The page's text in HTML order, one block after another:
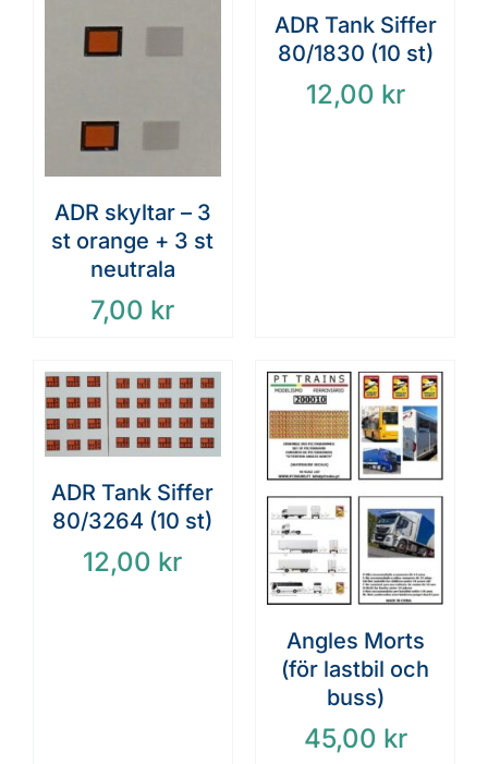
ADR skyltar – 3
st orange + 3 st
neutrala
7,00 kr
ADR Tank Siffer
80/1830 (10 st)
12,00 kr
ADR Tank Siffer
80/3264 (10 st)
12,00 kr
Angles Morts
(för lastbil och
buss)
45,00 kr